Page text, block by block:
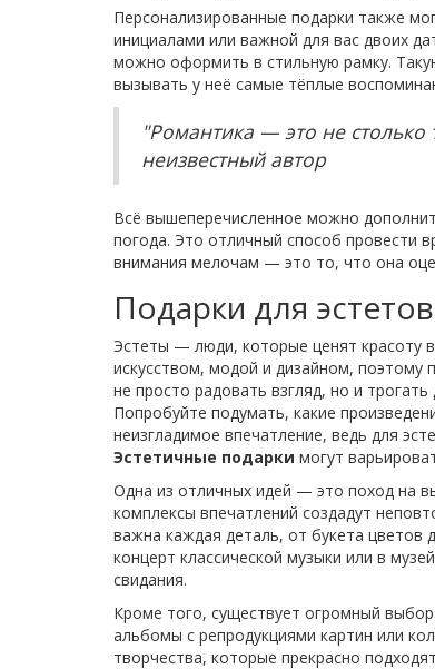
Персонализированные подарки также
инициалами или важной для вас двоих
можно оформить в стильную рамку.
вызывать у неё самые тёплые
"Романтика — это не
неизвестный автор
Всё вышеперечисленное можно
погода. Это отличный способ провести
внимания мелочам — это то, что она
Подарки для эстетов
Эстеты — люди, которые ценят красоту
искусством, модой и дизайном, поэтому
не просто радовать взгляд, но и
Попробуйте подумать, какие
неизгладимое впечатление, ведь для
Эстетичные подарки могут
Одна из отличных идей — это поход на
комплексы впечатлений создадут
важна каждая деталь, от букета
концерт классической музыки или в
свидания.
Кроме того, существует огромный
альбомы с репродукциями картин или
творчества, которые прекрасно